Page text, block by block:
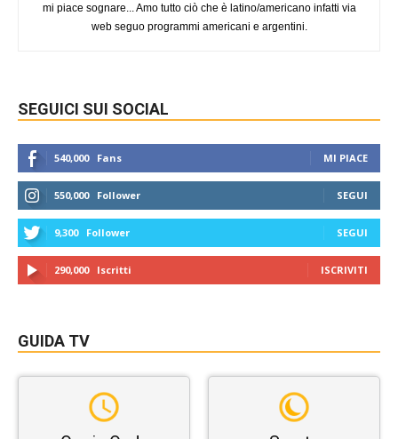
mi piace sognare... Amo tutto ciò che è latino/americano infatti via
web seguo programmi americani e argentini.
SEGUICI SUI SOCIAL
540,000 Fans MI PIACE
550,000 Follower SEGUI
9,300 Follower SEGUI
290,000 Iscritti ISCRIVITI
GUIDA TV